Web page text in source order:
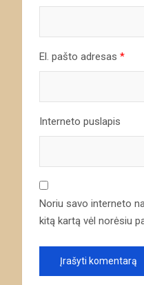
El. pašto adresas *
Interneto puslapis
Noriu savo interneto
kitą kartą vėl norėsiu